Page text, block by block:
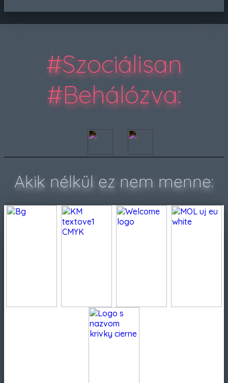
#Szociálisan
#Behálózva:
Akik nélkül ez nem menne: